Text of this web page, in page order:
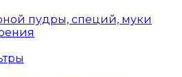
пудры, специй, муки